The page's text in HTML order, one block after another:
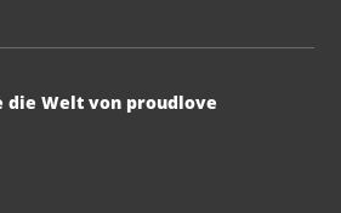
die Welt von proudlove